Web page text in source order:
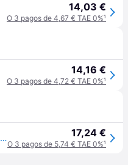
14,03 €
O 3 pagos de 4,67 € TAE 0%¹
14,16 €
O 3 pagos de 4,72 € TAE 0%¹
Pantalón corto de mujer Craft rush - Noir 17,24 €
O 3 pagos de 5,74 € TAE 0%¹